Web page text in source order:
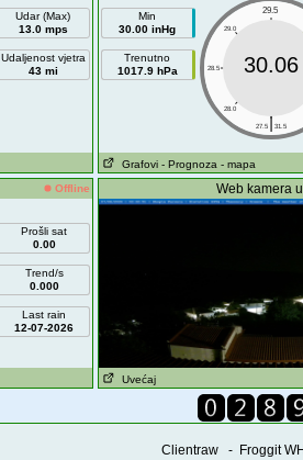
Udar (Max)
13.0 mps
Udaljenost vjetra
43 mi
Min
30.00 inHg
Trenutno
1017.9 hPa
29.5
29.0
28.5
28.0
|
27.5 31.5
30.06
Grafovi - Prognoza - mapa
Offline
Prošli sat
0.00
Trend/s
0.000
Last rain
12-07-2026
Web kamera
Uvećaj
Clientraw - Froggit